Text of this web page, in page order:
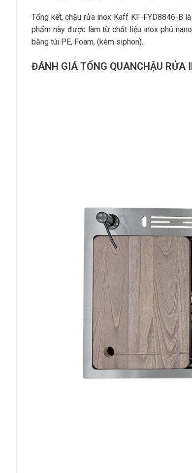
Tổng kết, chậu rửa inox Kaff KF-FYD8846-B
phẩm này được làm từ chất liệu inox phủ
bằng túi PE, Foam, (kèm siphon).
ĐÁNH GIÁ TỔNG QUANCHẬU RỬA